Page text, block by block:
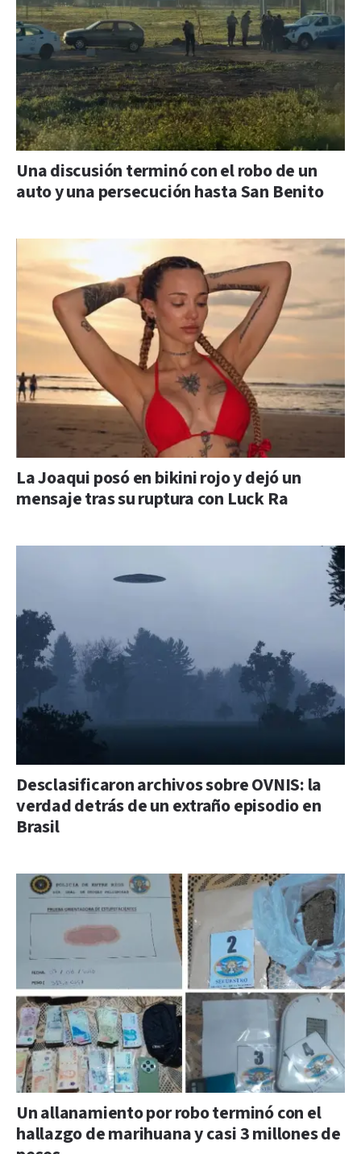
Una discusión terminó con el robo de un
auto y una persecución hasta San Benito
La Joaqui posó en bikini rojo y dejó un
mensaje tras su ruptura con Luck Ra
Desclasificaron archivos sobre OVNIS: la
verdad detrás de un extraño episodio en
Brasil
Un allanamiento por robo terminó con el
hallazgo de marihuana y casi 3 millones de